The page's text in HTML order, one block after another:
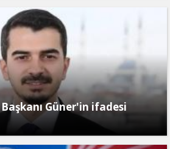
Güner'in ifadesi